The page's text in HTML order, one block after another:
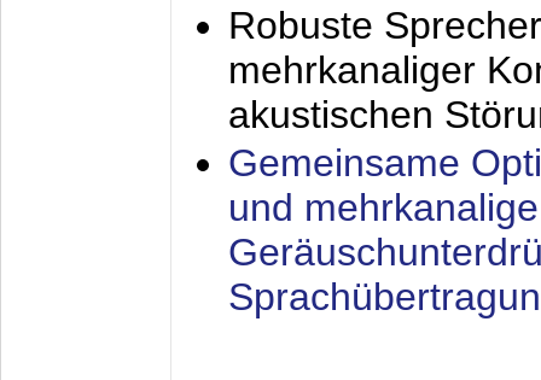
Robuste
mehrkanaliger
akustischen
Gemeinsame
und